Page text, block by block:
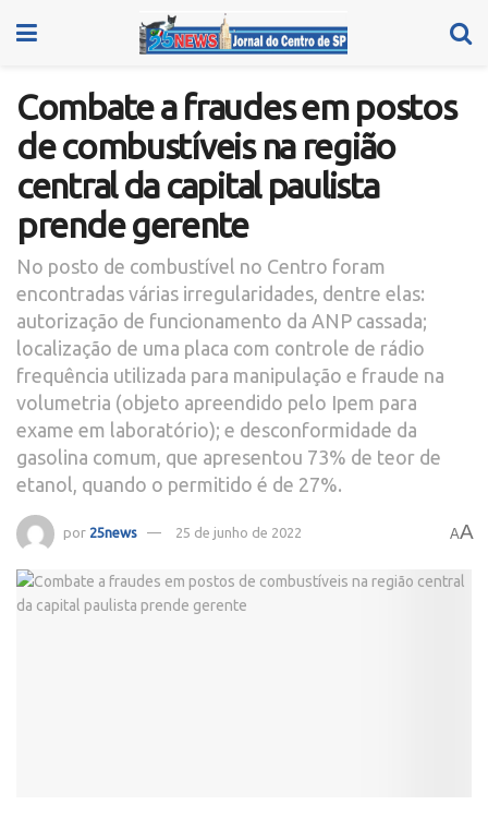
Combate a fraudes em postos
de combustíveis na região
central da capital paulista
prende gerente
No posto de combustível no Centro foram
encontradas várias irregularidades, dentre elas:
autorização de funcionamento da ANP cassada;
localização de uma placa com controle de rádio
frequência utilizada para manipulação e fraude na
volumetria (objeto apreendido pelo Ipem para
exame em laboratório); e desconformidade da
gasolina comum, que apresentou 73% de teor de
etanol, quando o permitido é de 27%.
por 25news 25 de junho de 2022 AA